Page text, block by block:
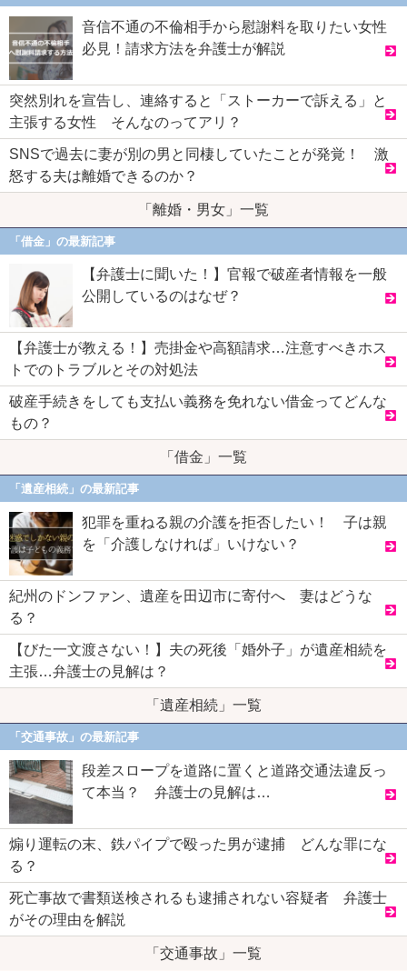
音信不通の不倫相手から慰謝料を取りたい女性
必見！請求方法を弁護士が解説
突然別れを宣告し、連絡すると「ストーカーで訴える」と
主張する女性 そんなのってアリ？
SNSで過去に妻が別の男と同棲していたことが発覚！ 激
怒する夫は離婚できるのか？
「離婚・男女」一覧
「借金」の最新記事
【弁護士に聞いた！】官報で破産者情報を一般
公開しているのはなぜ？
【弁護士が教える！】売掛金や高額請求…注意すべきホス
トでのトラブルとその対処法
破産手続きをしても支払い義務を免れない借金ってどんな
もの？
「借金」一覧
「遺産相続」の最新記事
犯罪を重ねる親の介護を拒否したい！ 子は親
を「介護しなければ」いけない？
紀州のドンファン、遺産を田辺市に寄付へ 妻はどうな
る？
【びた一文渡さない！】夫の死後「婚外子」が遺産相続を
主張…弁護士の見解は？
「遺産相続」一覧
「交通事故」の最新記事
段差スロープを道路に置くと道路交通法違反っ
て本当？ 弁護士の見解は…
煽り運転の末、鉄パイプで殴った男が逮捕 どんな罪にな
る？
死亡事故で書類送検されるも逮捕されない容疑者 弁護士
がその理由を解説
「交通事故」一覧